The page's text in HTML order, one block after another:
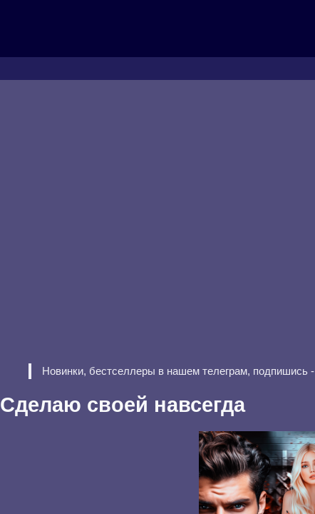
Новинки, бестселлеры в нашем телеграм, подпишись -
Сделаю своей навсегда